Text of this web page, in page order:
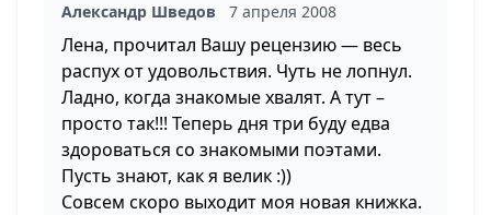
Александр Шведов 7 апреля 2008
Лена, прочитал Вашу рецензию — весь
распух от удовольствия. Чуть не лопнул.
Ладно, когда знакомые хвалят. А тут –
просто так!!! Теперь дня три буду едва
здороваться со знакомыми поэтами.
Пусть знают, как я велик :))
Совсем скоро выходит моя новая книжка.